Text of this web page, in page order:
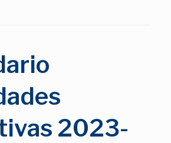
2023-